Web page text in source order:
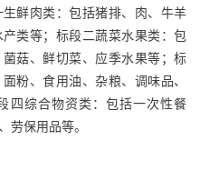
鲜肉类：包括猪排、肉、牛羊
类等；标段二蔬菜水果类：包
菇、鲜切菜、应季水果等；标
粉、食用油、杂粮、调味品、
四综合物资类：包括一次性餐
劳保用品等。